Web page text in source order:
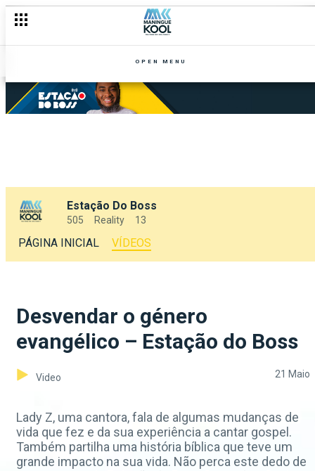
OPEN MENU
Estação Do Boss
505 Reality 13
PÁGINA INICIAL VÍDEOS
Desvendar o género
evangélico – Estação do Boss
Video 21 Maio
Lady Z, uma cantora, fala de algumas mudanças de
vida que fez e da sua experiência a cantar gospel.
Também partilha uma história bíblica que teve um
grande impacto na sua vida. Não perca este dedo de